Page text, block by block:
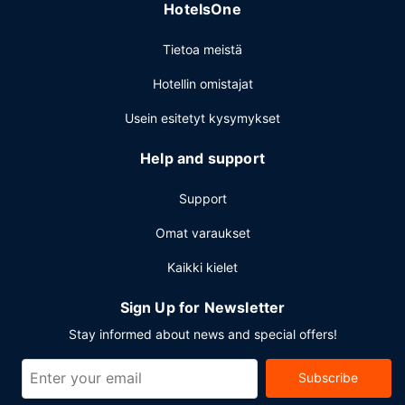
Käytössäsi on ympäri vuorokauden auki oleva business
vuorokauden auki oleva vastaanotto. Tämä hotelli tarjoaa
asiakkailleen 184 neliömetriä kokoustiloja, joihin kuuluu
konferenssitila ja kokoushuoneita. Palveluihin kuuluu
ilmainen pysäköinti.
HotelsOne
Tietoa meistä
Hotellin omistajat
Usein esitetyt kysymykset
Help and support
Support
Omat varaukset
Kaikki kielet
Sign Up for Newsletter
Stay informed about news and special offers!
Subscribe